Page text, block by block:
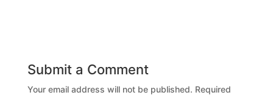
Submit a Comment
Your email address will not be published. Required